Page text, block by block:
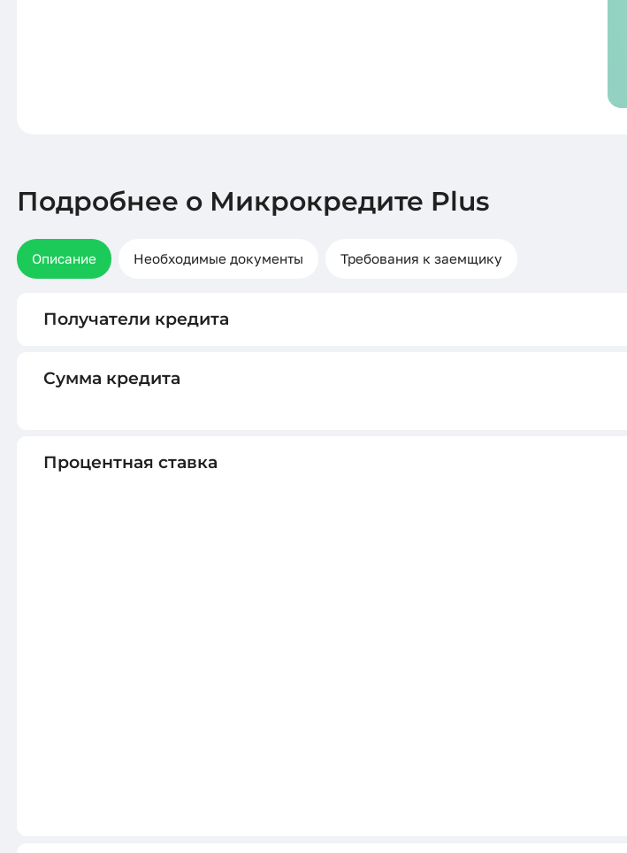
Подробнее о Микрокредите Plus
Описание Необходимые документы Требования к заемщику
Получатели кредита
Сумма кредита
Процентная ставка